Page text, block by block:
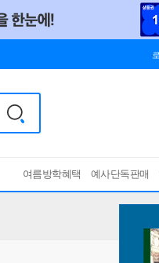
여름방학혜택 예사단독판매